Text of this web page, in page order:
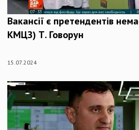
Вакансії є претендентів
КМЦЗ) Т. Говорун
15.07.2024